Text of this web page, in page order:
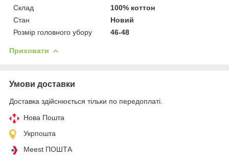
Склад
100% коттон
Стан
Новий
Розмір головного убору
46-48
Приховати
Умови доставки
Доставка здійснюється тільки по передоплаті.
Нова Пошта
Укрпошта
Meest ПОШТА